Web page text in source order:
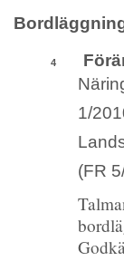
4
1/
(FR